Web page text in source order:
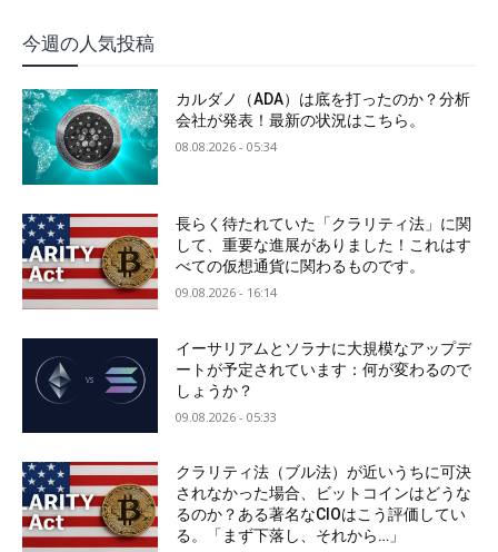
今週の人気投稿
カルダノ（ADA）は底を打ったのか？分析
会社が発表！最新の状況はこちら。
08.08.2026 - 05:34
長らく待たれていた「クラリティ法」に関
して、重要な進展がありました！これはす
べての仮想通貨に関わるものです。
09.08.2026 - 16:14
イーサリアムとソラナに大規模なアップデ
ートが予定されています：何が変わるので
しょうか？
09.08.2026 - 05:33
クラリティ法（ブル法）が近いうちに可決
されなかった場合、ビットコインはどうな
るのか？ある著名なCIOはこう評価してい
る。「まず下落し、それから…」